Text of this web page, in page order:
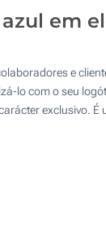
em
e
lo com o seu
exclusivo. É